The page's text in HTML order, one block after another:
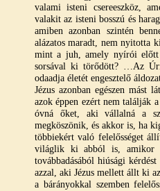
valami isteni csereeszköz,
valakit az isteni bosszú és
amiben azonban szintén
alázatos maradt, nem nyitotta
mint a juh, amely nyírói előtt
sorsával ki törődött? …Az
odaadja életét engesztelő
Jézus azonban egészen mást
azok éppen ezért nem találják
óvná őket, aki vállalná a
megköszönik, és akkor is, ha
többiekért való felelősséget
világlik ki abból is, amikor
továbbadásából hiúsági
azzal, aki Jézus mellett állt ki
a bárányokkal szemben